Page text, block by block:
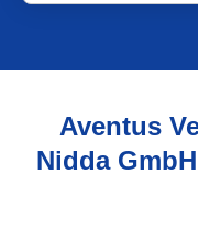
Aventus
Nidda